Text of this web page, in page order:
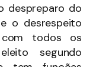
despreparo do
o desrespeito
todos os
segundo